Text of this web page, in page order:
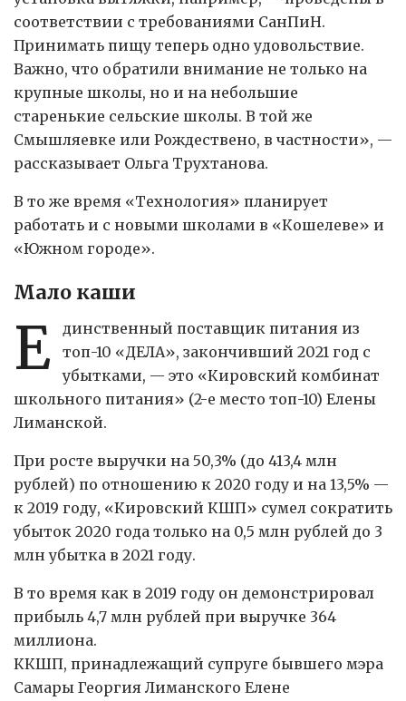
соответствии с требованиями СанПиН.
Принимать пищу теперь одно удовольствие.
Важно, что обратили внимание не только на
крупные школы, но и на небольшие
старенькие сельские школы. В той же
Смышляевке или Рождествено, в частности», —
рассказывает Ольга Трухтанова.
В то же время «Технология» планирует
работать и с новыми школами в «Кошелеве» и
«Южном городе».
Мало каши
Е
динственный поставщик питания из
топ-10 «ДЕЛА», закончивший 2021 год с
убытками, — это «Кировский комбинат
школьного питания» (2-е место топ-10) Елены
Лиманской.
При росте выручки на 50,3% (до 413,4 млн
рублей) по отношению к 2020 году и на 13,5% —
к 2019 году, «Кировский КШП» сумел сократить
убыток 2020 года только на 0,5 млн рублей до 3
млн убытка в 2021 году.
В то время как в 2019 году он демонстрировал
прибыль 4,7 млн рублей при выручке 364
миллиона.
ККШП, принадлежащий супруге бывшего мэра
Самары Георгия Лиманского Елене